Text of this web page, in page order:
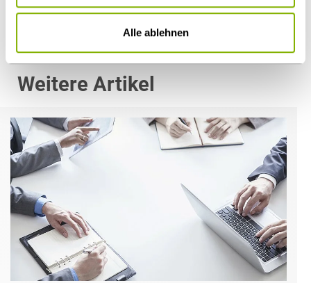
Alle ablehnen
Öffentlicher Sektor und Vergabe
Weitere Artikel